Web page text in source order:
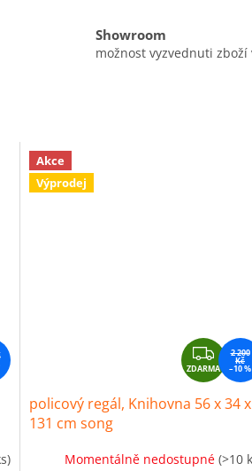
Showroom
možnost vyzvednuti
Akce
Výprodej
Z
D
A
R
A
ZDARMA
2 200
Kč
–10 %
policový regál, Knihovna 56 x 34 x
131 cm song
Momentálně nedostupné (>10